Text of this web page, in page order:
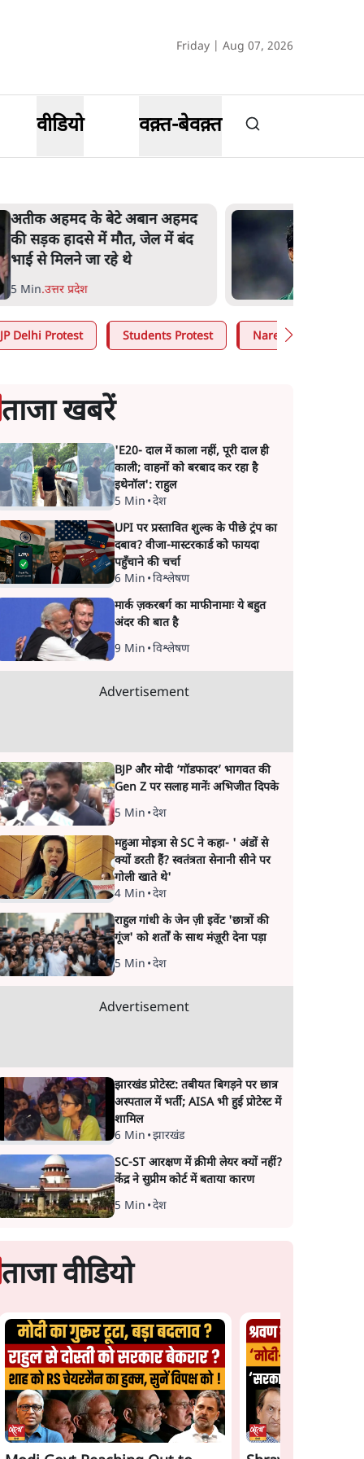
Friday | Aug 07, 2026
वीडियो वक़्त-बेवक़्त
अतीक अहमद के बेटे अबान अहमद
की सड़क हादसे में मौत, जेल में बंद
भाई से मिलने जा रहे थे
5 Min.उत्तर प्रदेश
Delhi Protest Students Protest Narendra Modi
ताजा खबरें
'E20- दाल में काला नहीं, पूरी दाल ही
काली; वाहनों को बरबाद कर रहा है
इथेनॉल': राहुल
5 Min •देश
UPI पर प्रस्तावित शुल्क के पीछे ट्रंप का
दबाव? वीजा-मास्टरकार्ड को फायदा
पहुँचाने की चर्चा
6 Min •विश्लेषण
मार्क ज़करबर्ग का माफीनामाः ये बहुत
अंदर की बात है
9 Min •विश्लेषण
Advertisement
BJP और मोदी ‘गॉडफादर’ भागवत की
Gen Z पर सलाह मानेंः अभिजीत दिपके
5 Min •देश
महुआ मोइत्रा से SC ने कहा- ' अंडों से
क्यों डरती हैं? स्वतंत्रता सेनानी सीने पर
गोली खाते थे'
4 Min •देश
राहुल गांधी के जेन ज़ी इवेंट 'छात्रों की
गूंज' को शर्तों के साथ मंज़ूरी देना पड़ा
5 Min •देश
Advertisement
झारखंड प्रोटेस्ट: तबीयत बिगड़ने पर छात्र
अस्पताल में भर्ती; AISA भी हुई प्रोटेस्ट में
शामिल
6 Min •झारखंड
SC-ST आरक्षण में क्रीमी लेयर क्यों नहीं?
केंद्र ने सुप्रीम कोर्ट में बताया कारण
5 Min •देश
ताजा वीडियो